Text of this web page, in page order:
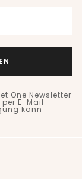
One Newsletter
E-Mail
kann